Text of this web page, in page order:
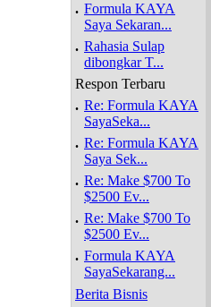
. Formula KAYA
Saya Sekaran...
. Rahasia Sulap
dibongkar T...
Respon Terbaru
. Re: Formula KAYA
SayaSeka...
. Re: Formula KAYA
Saya Sek...
. Re: Make $700 To
$2500 Ev...
. Re: Make $700 To
$2500 Ev...
. Formula KAYA
SayaSekarang...
Berita Bisnis